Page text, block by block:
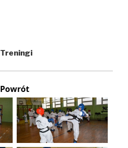
Treningi
Powrót